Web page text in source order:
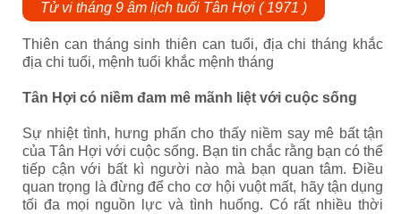
Tử vi tháng 9 âm lịch tuổi Tân Hợi ( 1971 )
Thiên can tháng sinh thiên can tuổi, địa chi tháng khắc
địa chi tuổi, mệnh tuổi khắc mệnh tháng
Tân Hợi có niềm đam mê mãnh liệt với cuộc sống
Sự nhiệt tình, hưng phấn cho thấy niềm say mê bất tận
của Tân Hợi với cuộc sống. Bạn tin chắc rằng bạn có thể
tiếp cận với bất kì người nào mà bạn quan tâm. Điều
quan trọng là đừng để cho cơ hội vuột mất, hãy tận dụng
tối đa mọi nguồn lực và tình huống. Có rất nhiều thời